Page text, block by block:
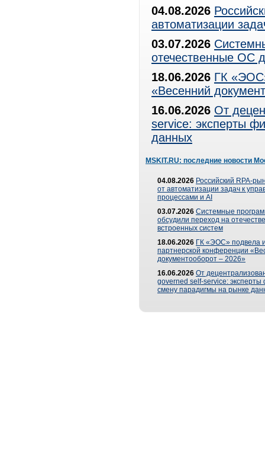
04.08.2026
автоматизации
03.07.2026
отечественные ОС
18.06.2026 ГК
«Весенний
16.06.2026 От
service: эксперты
данных
MSKIT.RU: последние новости
04.08.2026 Российский RPA-
от автоматизации задач к
процессами и AI
03.07.2026 Системные
обсудили переход на
встроенных систем
18.06.2026 ГК «ЭОС» подвела
партнерской конференции
документооборот – 2026»
16.06.2026 От
governed self-service: эксперты
смену парадигмы на рынке